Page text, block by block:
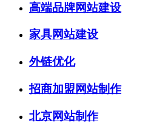
高端品牌网站建设
家具网站建设
外链优化
招商加盟网站制作
北京网站制作